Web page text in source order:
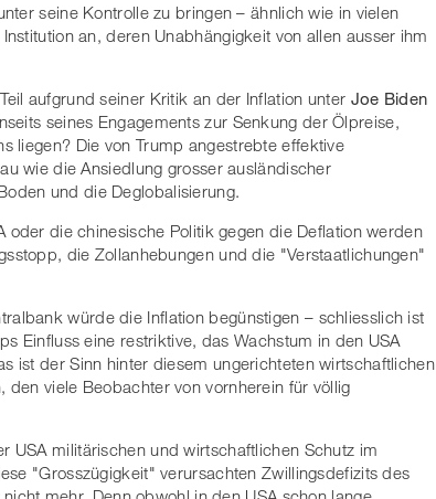
seine Kontrolle zu bringen – ähnlich wie in vielen
an, deren Unabhängigkeit von allen ausser ihm
aufgrund seiner Kritik an der Inflation unter Joe Biden
seines Engagements zur Senkung der Ölpreise,
liegen? Die von Trump angestrebte effektive
wie die Ansiedlung grosser ausländischer
und die Deglobalisierung.
oder die chinesische Politik gegen die Deflation werden
die Zollanhebungen und die "Verstaatlichungen"
würde die Inflation begünstigen – schliesslich ist
Einfluss eine restriktive, das Wachstum in den USA
ist der Sinn hinter diesem ungerichteten wirtschaftlichen
viele Beobachter von vornherein für völlig
USA militärischen und wirtschaftlichen Schutz im
"Grosszügigkeit" verursachten Zwillingsdefizits des